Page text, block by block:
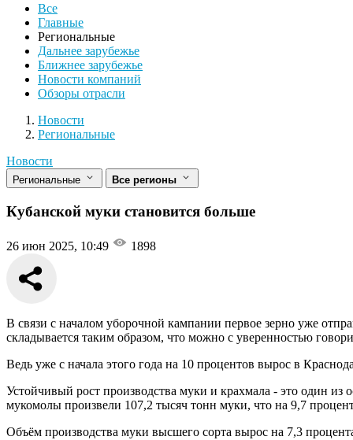
Все
Главные
Региональные
Дальнее зарубежье
Ближнее зарубежье
Новости компаний
Обзоры отрасли
Новости
Разделы
Новости
Региональные
Новости
Региональные Все регионы
Кубанской муки становится больше
26 июн 2025, 10:49 1898
В связи с началом уборочной кампании первое зерно уже
складывается таким образом, что можно с уверенностью
Ведь уже с начала этого года на 10 процентов вырос в
Устойчивый рост производства муки и крахмала - это один из
мукомолы произвели 107,2 тысяч тонн муки, что на 9,7
Объём производства муки высшего сорта вырос на 7,3